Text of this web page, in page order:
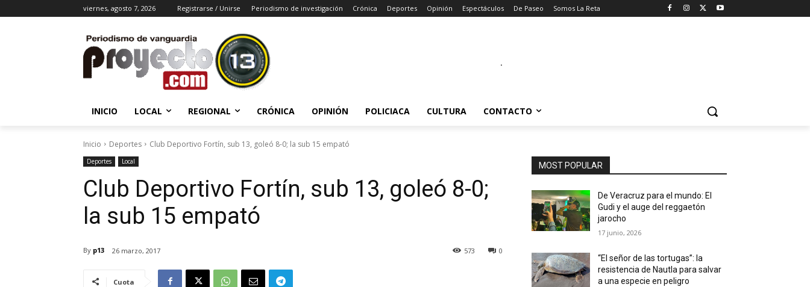
viernes, agosto 7, 2026 Registrarse / Unirse Periodismo de investigación Crónica Deportes Opinión Espectáculos De Paseo Somos La Reta
.
INICIO LOCAL REGIONAL CRÓNICA OPINIÓN POLICIACA CULTURA CONTACTO
Inicio Deportes Club Deportivo Fortín, sub 13, goleó 8-0; la sub 15 empató
Deportes Local
Club Deportivo Fortín, sub 13, goleó 8-0;
la sub 15 empató
By p13 26 marzo, 2017 0
573
Cuota
MOST POPULAR
De Veracruz para el mundo: El
Gudi y el auge del reggaetón
jarocho
17 junio, 2026
“El señor de las tortugas”: la
resistencia de Nautla para salvar
a una especie en peligro